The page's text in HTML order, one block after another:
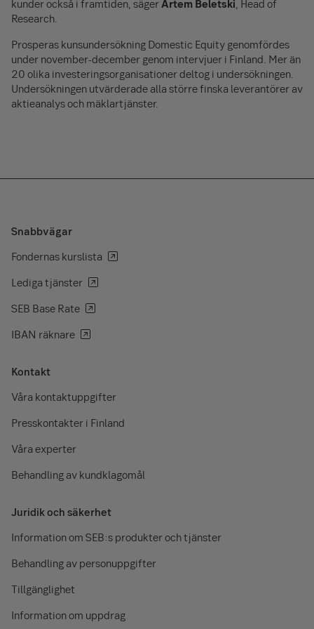
kunder också i framtiden, sägerArtem Beletski, Head of
Research.
Prosperas kunsundersökning Domestic Equity genomfördes
under november-december genom intervjuer i Finland. Mer än
20 olika investeringsorganisationer deltog i undersökningen.
Undersökningen utvärderade alla större finska leverantörer av
aktieanalys och mäklartjänster.
Snabbvägar
Fondernas kurslista
Lediga tjänster
SEB Base Rate
IBAN räknare
Kontakt
Våra kontaktuppgifter
Presskontakter i Finland
Våra experter
Behandling av kundklagomål
Juridik och säkerhet
Information om SEB:s produkter och tjänster
Behandling av personuppgifter
Tillgänglighet
Information om uppdrag